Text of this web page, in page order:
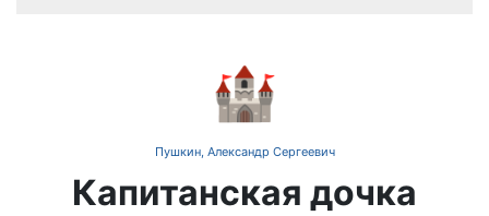
🏰
Пушкин, Александр Сергеевич
Капитанская дочка